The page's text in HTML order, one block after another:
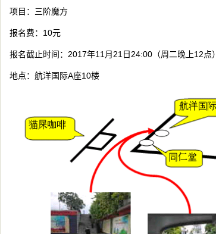
项目：三阶魔方
报名费：10元
报名截止时间：2017年11月21日24:00（周二晚上12点）
地点：航洋国际A座10楼